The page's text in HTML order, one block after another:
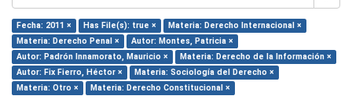
Fecha: 2011 × Has File(s): true ×
Materia: Derecho Internacional ×
Materia: Derecho Penal ×
Autor: Montes, Patricia ×
Autor: Padrón Innamorato, Mauricio ×
Materia: Derecho de la Información ×
Autor: Fix Fierro, Héctor ×
Materia: Sociología del Derecho ×
Materia: Otro ×
Materia: Derecho Constitucional ×